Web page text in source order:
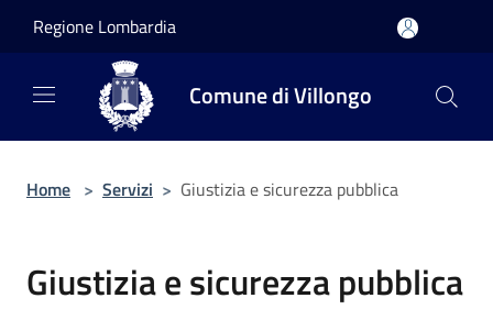
Regione Lombardia
Comune di Villongo
Home > Servizi > Giustizia e sicurezza pubblica
Giustizia e sicurezza pubblica